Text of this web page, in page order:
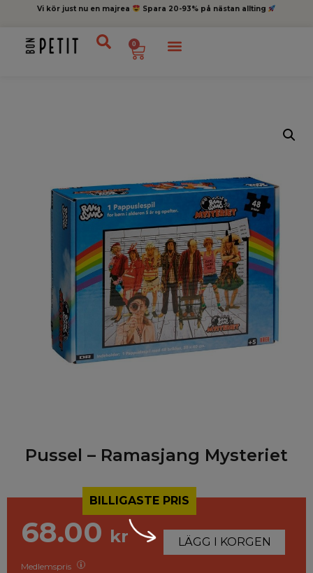
Vi kör just nu en majrea Spara 20-93% på nästan allting
0
Pussel – Ramasjang Mysteriet
BILLIGASTE PRIS
68.00 kr
Medlemspris
LÄGG I KORGEN